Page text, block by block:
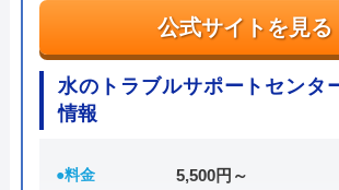
当に必要だったのかは、よく分かり
した。
けしてくれるところです。
また、取扱いメーカーに関しても幅
わりトラブルで困った際には頼りに
公式サイトを見る
水のトラブルサポートセンタ
情報
●料金 5,500円～